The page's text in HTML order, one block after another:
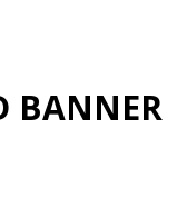
BANNER